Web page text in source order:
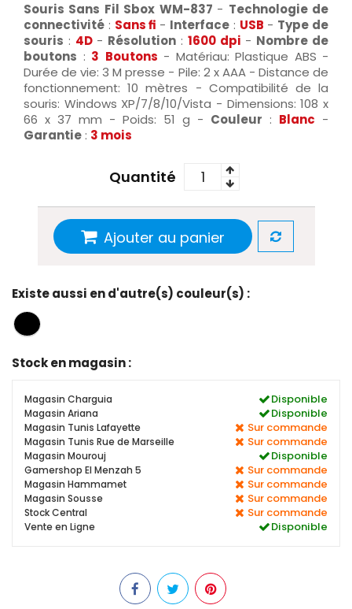
Souris Sans Fil Sbox WM-837 - Technologie de
connectivité : Sans fi - Interface : USB - Type de
souris : 4D - Résolution : 1600 dpi - Nombre de
boutons : 3 Boutons - Matériau: Plastique ABS -
Durée de vie: 3 M presse - Pile: 2 x AAA - Distance de
fonctionnement: 10 mètres - Compatibilité de la
souris: Windows XP/7/8/10/Vista - Dimensions: 108 x
66 x 37 mm - Poids: 51 g - Couleur : Blanc -
Garantie : 3 mois
Quantité
Ajouter au panier
Existe aussi en d'autre(s) couleur(s) :
Stock en magasin :
Magasin Charguia Disponible
Magasin Ariana Disponible
Magasin Tunis Lafayette Sur commande
Magasin Tunis Rue de Marseille Sur commande
Magasin Mourouj Disponible
Gamershop El Menzah 5 Sur commande
Magasin Hammamet Sur commande
Magasin Sousse Sur commande
Stock Central Sur commande
Vente en Ligne Disponible